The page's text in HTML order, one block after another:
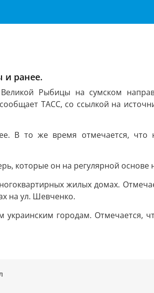
и ранее.
Рыбицы на сумском
ТАСС, со ссылкой на
В то же время отмечается,
которые он на регулярной основе
жилых домах.
на ул. Шевченко.
городам. Отмечается,